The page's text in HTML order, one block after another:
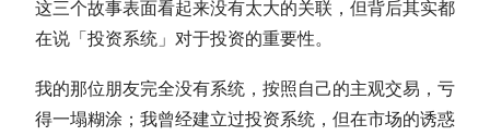
这三个故事表面看起来没有太大的关联，但背后其实都
在说「投资系统」对于投资的重要性。
我的那位朋友完全没有系统，按照自己的主观交易，亏
得一塌糊涂；我曾经建立过投资系统，但在市场的诱惑